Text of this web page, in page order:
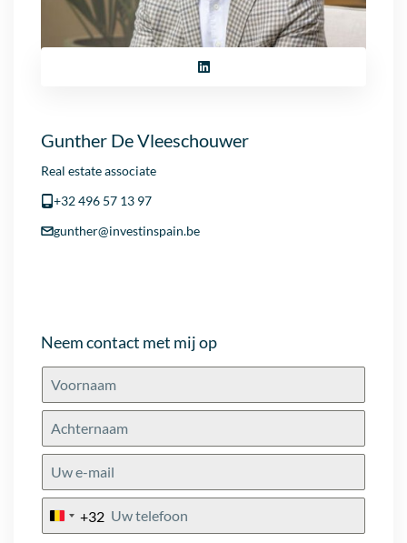
Gunther De Vleeschouwer
Real estate associate
+32 496 57 13 97
gunther@investinspain.be
Neem contact met mij op
Belgium
+32